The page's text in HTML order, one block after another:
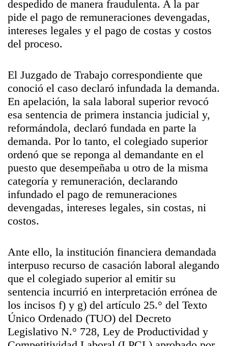
despedido de manera fraudulenta. A la par
pide el pago de remuneraciones devengadas,
intereses legales y el pago de costas y costos
del proceso.
El Juzgado de Trabajo correspondiente que
conoció el caso declaró infundada la demanda.
En apelación, la sala laboral superior revocó
esa sentencia de primera instancia judicial y,
reformándola, declaró fundada en parte la
demanda. Por lo tanto, el colegiado superior
ordenó que se reponga al demandante en el
puesto que desempeñaba u otro de la misma
categoría y remuneración, declarando
infundado el pago de remuneraciones
devengadas, intereses legales, sin costas, ni
costos.
Ante ello, la institución financiera demandada
interpuso recurso de casación laboral alegando
que el colegiado superior al emitir su
sentencia incurrió en interpretación errónea de
los incisos f) y g) del artículo 25.° del Texto
Único Ordenado (TUO) del Decreto
Legislativo N.° 728, Ley de Productividad y